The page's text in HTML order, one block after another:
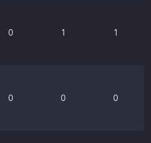
0 1 1
0 0 0